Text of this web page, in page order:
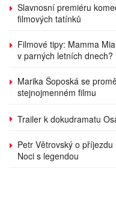
Slavnosní premiéru
filmových tatínků
Filmové tipy: Mamma
v parných letních dnech?
Marika Šoposká se
stejnojmenném filmu
Trailer k dokudramatu
Petr Větrovský o
Noci s legendou